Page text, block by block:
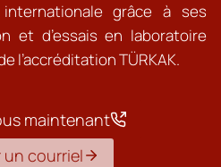
grâce à ses
et d’essais en laboratoire
l’accréditation TÜRKAK.
maintenant
un courriel